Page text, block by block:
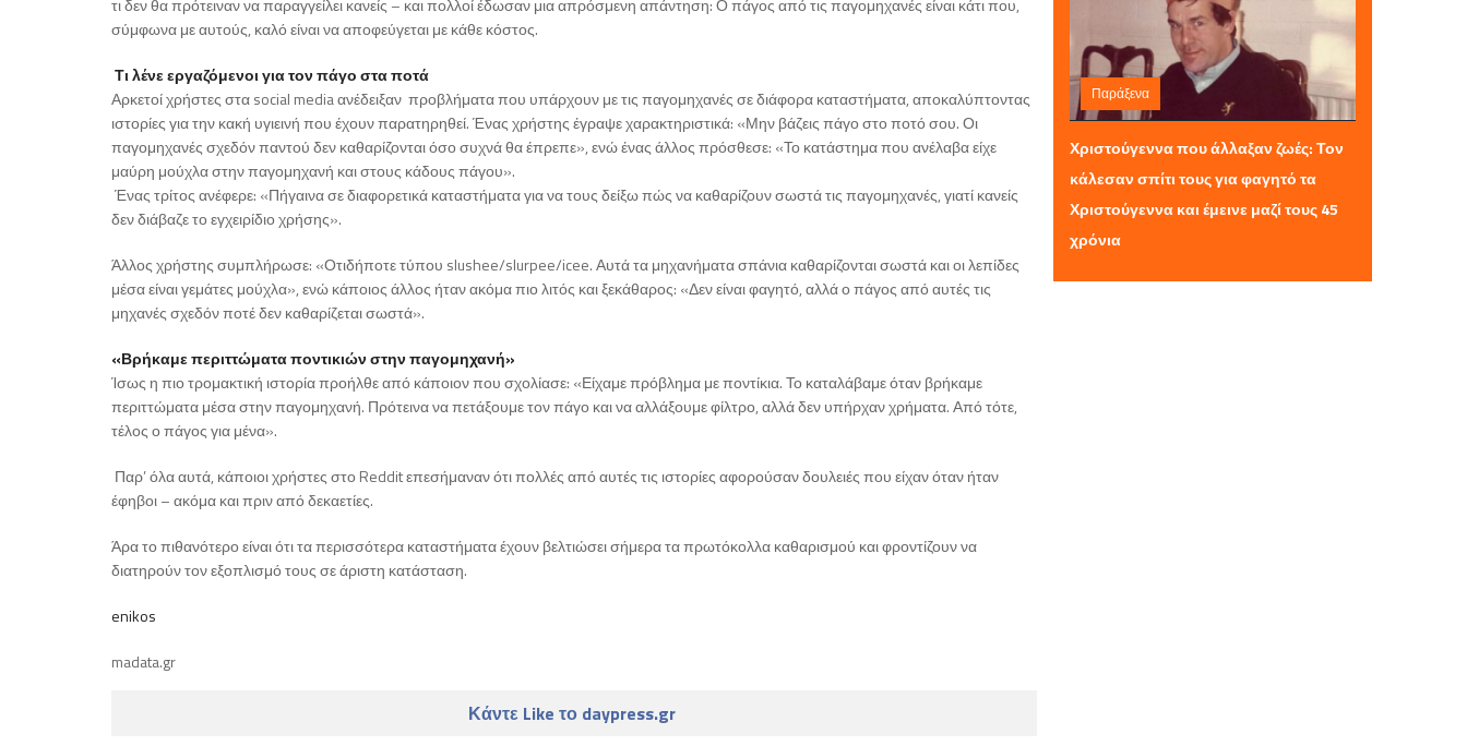
τι δεν θα πρότειναν να παραγγείλει κανείς – και πολλοί έδωσαν μια απρόσμενη απάντηση: Ο πάγος από τις παγομηχανές είναι κάτι που,
σύμφωνα με αυτούς, καλό είναι να αποφεύγεται με κάθε κόστος.
Τι λένε εργαζόμενοι για τον πάγο στα ποτά
Αρκετοί χρήστες στα social media ανέδειξαν προβλήματα που υπάρχουν με τις παγομηχανές σε διάφορα καταστήματα, αποκαλύπτοντας
ιστορίες για την κακή υγιεινή που έχουν παρατηρηθεί. Ένας χρήστης έγραψε χαρακτηριστικά: «Μην βάζεις πάγο στο ποτό σου. Οι
παγομηχανές σχεδόν παντού δεν καθαρίζονται όσο συχνά θα έπρεπε», ενώ ένας άλλος πρόσθεσε: «Το κατάστημα που ανέλαβα είχε
μαύρη μούχλα στην παγομηχανή και στους κάδους πάγου».
Ένας τρίτος ανέφερε: «Πήγαινα σε διαφορετικά καταστήματα για να τους δείξω πώς να καθαρίζουν σωστά τις παγομηχανές, γιατί κανείς
δεν διάβαζε το εγχειρίδιο χρήσης».
Άλλος χρήστης συμπλήρωσε: «Οτιδήποτε τύπου slushee/slurpee/icee. Αυτά τα μηχανήματα σπάνια καθαρίζονται σωστά και οι λεπίδες
μέσα είναι γεμάτες μούχλα», ενώ κάποιος άλλος ήταν ακόμα πιο λιτός και ξεκάθαρος: «Δεν είναι φαγητό, αλλά ο πάγος από αυτές τις
μηχανές σχεδόν ποτέ δεν καθαρίζεται σωστά».
«Βρήκαμε περιττώματα ποντικιών στην παγομηχανή»
Ίσως η πιο τρομακτική ιστορία προήλθε από κάποιον που σχολίασε: «Είχαμε πρόβλημα με ποντίκια. Το καταλάβαμε όταν βρήκαμε
περιττώματα μέσα στην παγομηχανή. Πρότεινα να πετάξουμε τον πάγο και να αλλάξουμε φίλτρο, αλλά δεν υπήρχαν χρήματα. Από τότε,
τέλος ο πάγος για μένα».
Παρ’ όλα αυτά, κάποιοι χρήστες στο Reddit επεσήμαναν ότι πολλές από αυτές τις ιστορίες αφορούσαν δουλειές που είχαν όταν ήταν
έφηβοι – ακόμα και πριν από δεκαετίες.
Άρα το πιθανότερο είναι ότι τα περισσότερα καταστήματα έχουν βελτιώσει σήμερα τα πρωτόκολλα καθαρισμού και φροντίζουν να
διατηρούν τον εξοπλισμό τους σε άριστη κατάσταση.
enikos
madata.gr
Κάντε Like το daypress.gr
Παράξενα
Παρασκευή 26 Δεκεμβρίου 2025 08:50
Χριστούγεννα που άλλαξαν ζωές: Τον
κάλεσαν σπίτι τους για φαγητό τα
Χριστούγεννα και έμεινε μαζί τους 45
χρόνια